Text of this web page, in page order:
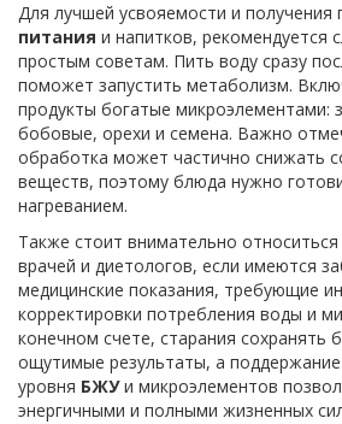
Для лучшей усвояемости и получения
питания и напитков, рекомендуется
простым советам. Пить воду сразу
поможет запустить метаболизм.
продукты богатые микроэлементами:
бобовые, орехи и семена. Важно
обработка может частично снижать
веществ, поэтому блюда нужно
нагреванием.
Также стоит внимательно
врачей и диетологов, если имеются
медицинские показания, требующие
корректировки потребления воды и
конечном счете, старания сохранять
ощутимые результаты, а
уровня БЖУи микроэлементов
энергичными и полными жизненных